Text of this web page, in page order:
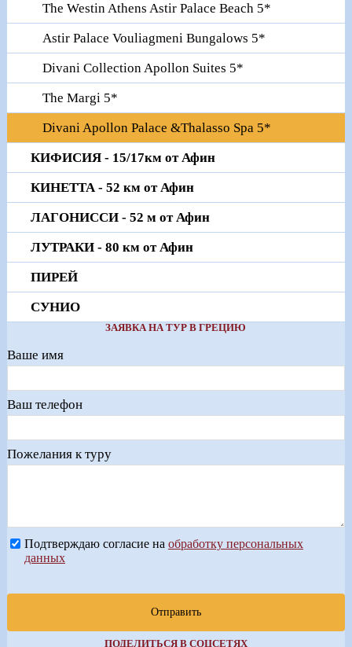
The Westin Athens Astir Palace Beach 5*
Astir Palace Vouliagmeni Bungalows 5*
Divani Collection Apollon Suites 5*
The Margi 5*
Divani Apollon Palace &Thalasso Spa 5*
КИФИСИЯ - 15/17км от Афин
КИНЕТТА - 52 км от Афин
ЛАГОНИССИ - 52 м от Афин
ЛУТРАКИ - 80 км от Афин
ПИРЕЙ
СУНИО
ЗАЯВКА НА ТУР В ГРЕЦИЮ
Ваше имя
Ваш телефон
Пожелания к туру
Подтверждаю согласие на обработку персональных
данных
Отправить
ПОДЕЛИТЬСЯ В СОЦСЕТЯХ